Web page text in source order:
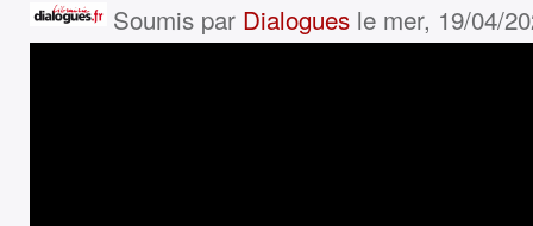
Soumis par Dialoguesle mer, 19/04/